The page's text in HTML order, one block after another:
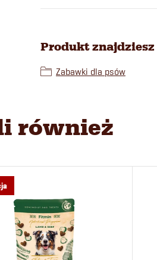
Produkt
Zabawki dla psów
również